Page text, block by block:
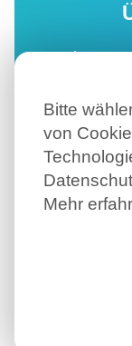
Mit
Code für
Ihren
Bitte
von
Mehr